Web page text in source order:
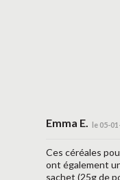
Emma E. le 05-
Ces céréales
ont également
sachet (25g de